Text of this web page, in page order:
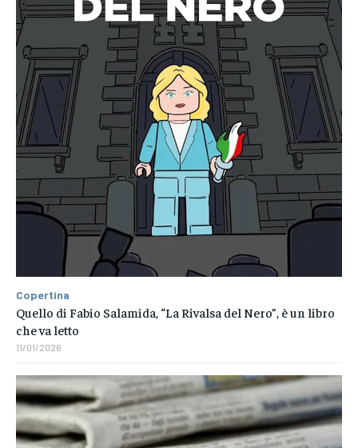
Copertina
Quello di Fabio Salamida, “La Rivalsa del Nero”, è un libro
che va letto
11/01/2026